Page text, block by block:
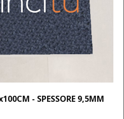
- SPESSORE 9,5MM